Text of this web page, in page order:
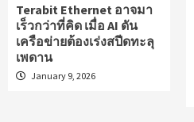
Terabit Ethernet อาจมา
เร็วกว่าที่คิด เมื่อ AI ดัน
เครือข่ายต้องเร่งสปีดทะลุ
เพดาน
January 9, 2026